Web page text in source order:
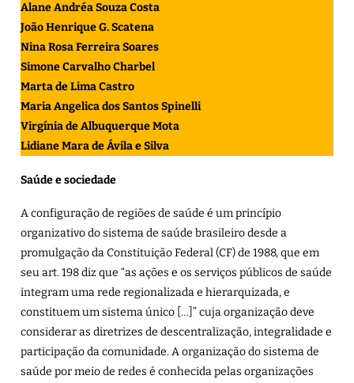
Alane Andréa Souza Costa
João Henrique G. Scatena
Nina Rosa Ferreira Soares
Simone Carvalho Charbel
Marta de Lima Castro
Maria Angelica dos Santos Spinelli
Virgínia de Albuquerque Mota
Lidiane Mara de Ávila e Silva
Saúde e sociedade
A configuração de regiões de saúde é um princípio
organizativo do sistema de saúde brasileiro desde a
promulgação da Constituição Federal (CF) de 1988, que em
seu art. 198 diz que “as ações e os serviços públicos de saúde
integram uma rede regionalizada e hierarquizada, e
constituem um sistema único […]” cuja organização deve
considerar as diretrizes de descentralização, integralidade e
participação da comunidade. A organização do sistema de
saúde por meio de redes é conhecida pelas organizações